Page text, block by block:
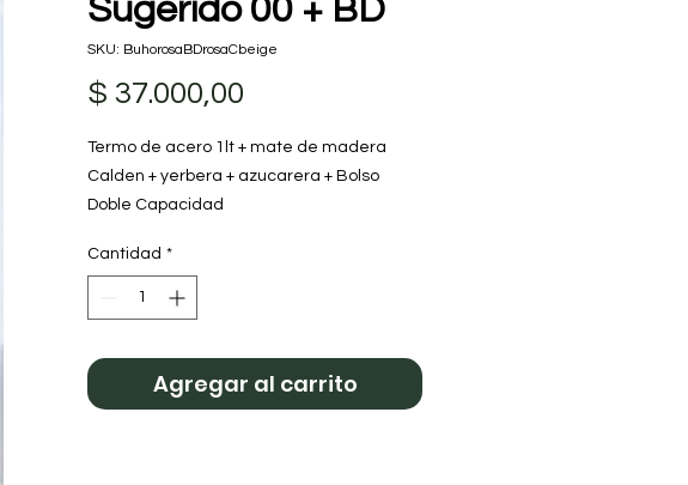
Sugerido 00 + BD
SKU: BuhorosaBDrosaCbeige
$ 37.000,00
Termo de acero 1lt + mate de madera
Calden + yerbera + azucarera + Bolso
Doble Capacidad
Cantidad *
Agregar al carrito